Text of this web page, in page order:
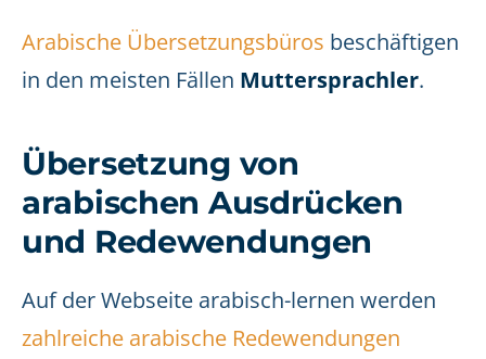
Arabische Übersetzungsbüros beschäftigen
in den meisten Fällen Muttersprachler.
Übersetzung von
arabischen Ausdrücken
und Redewendungen
Auf der Webseite arabisch-lernen werden
zahlreiche arabische Redewendungen